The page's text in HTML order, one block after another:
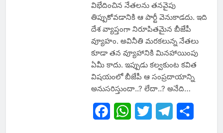
విభేదించిన‌ నేత‌ల‌ను త‌న‌వైపు
తిప్పుకోవ‌డానికి ఆ పార్టీ వెనుకాడ‌దు. ఇది
దేశ వ్యాప్తంగా నిరూపిత‌మైన బీజేపీ
వ్యూహం. అవినీతి మ‌ర‌క‌లున్న నేత‌లు
కూడా త‌న వ్యూహానికి మిన‌హాయింపు
ఏమీ కాదు. ఇప్పుడు క‌ల్వ‌కుంట క‌విత
విష‌యంలో బీజేపీ ఆ సంప్ర‌దాయాన్ని
అనుస‌రిస్తుందా..? లేదా..? అనేది…
FacebookWhatsApp
Twitter Telegram